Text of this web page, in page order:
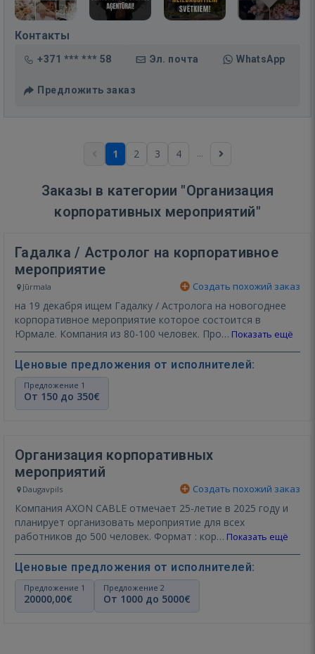
Контакты
+371 *** *** 58 Эл. почта WhatsApp
Предложить заказ
1 2 3 4 ...
Заказы в категории "Организация
корпоративных мероприятий"
Гадалка / Астролог на корпоративное
мероприятие
Jūrmala Создать похожий заказ
на 19 декабря ищем Гадалку / Астролога на новогоднее
корпоративное мероприятие которое состоится в
Юрмале. Компания из 80-100 человек. Про… Показать ещё
Ценовые предложения от исполнителей:
Предложение 1
От 150 до 350€
Организация корпоративных
мероприятий
Daugavpils Создать похожий заказ
Компания AXON CABLE отмечает 25-летие в 2025 году и
планирует организовать мероприятие для всех
работников до 500 человек. Формат : кор… Показать ещё
Ценовые предложения от исполнителей:
Предложение 1
20000,00€
Предложение 2
От 1000 до 5000€